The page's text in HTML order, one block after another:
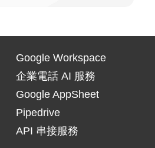
Google Workspace
企業電話 AI 服務
Google AppSheet
Pipedrive
API 串接服務